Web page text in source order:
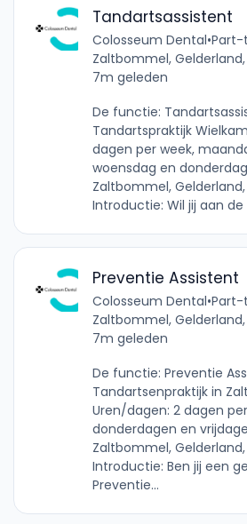
Tandartsassistent
Colosseum Dental•
Zaltbommel,
7m geleden
De functie:
Tandartspraktijk
dagen per week,
woensdag en
Zaltbommel,
Introductie: Wil jij aan de
Preventie Assistent
Colosseum Dental•
Zaltbommel,
7m geleden
De functie: Preventie
Tandartsenpraktijk in
Uren/dagen: 2 dagen
donderdagen en
Zaltbommel,
Introductie: Ben jij een
Preventie...